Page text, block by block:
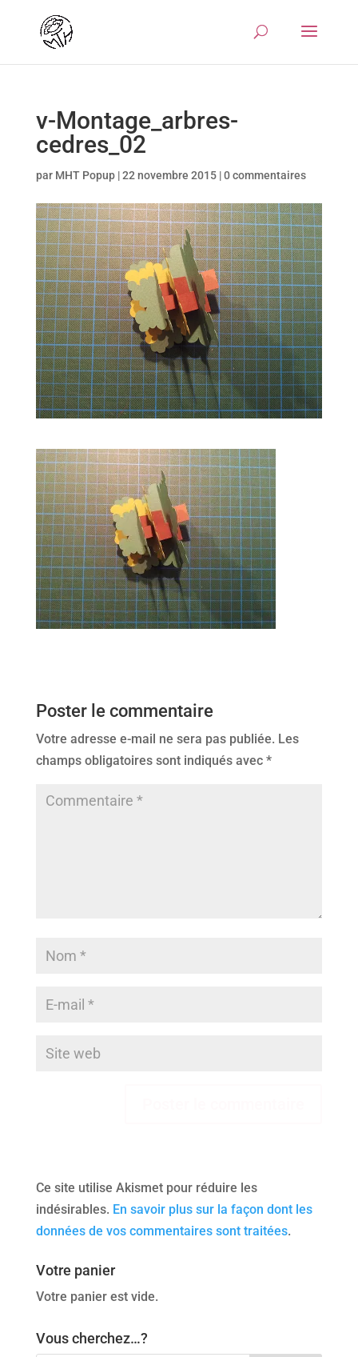
v-Montage_arbres-
cedres_02
par MHT Popup|22 novembre 2015|0 commentaires
Poster le commentaire
Votre adresse e-mail ne sera pas publiée. Les
champs obligatoires sont indiqués avec *
Ce site utilise Akismet pour réduire les
indésirables. En savoir plus sur la façon dont les
données de vos commentaires sont traitées.
Votre panier
Votre panier est vide.
Vous cherchez…?